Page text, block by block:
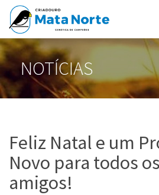
NOTÍCIAS
Feliz Natal e um
Novo para todos
amigos!